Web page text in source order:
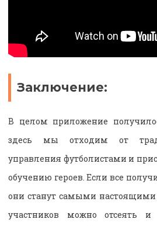
Заключение:
В целом приложение
здесь мы отходим от
управления футболистами и
обучению героев. Если все
они станут самыми
участников можно отсеять